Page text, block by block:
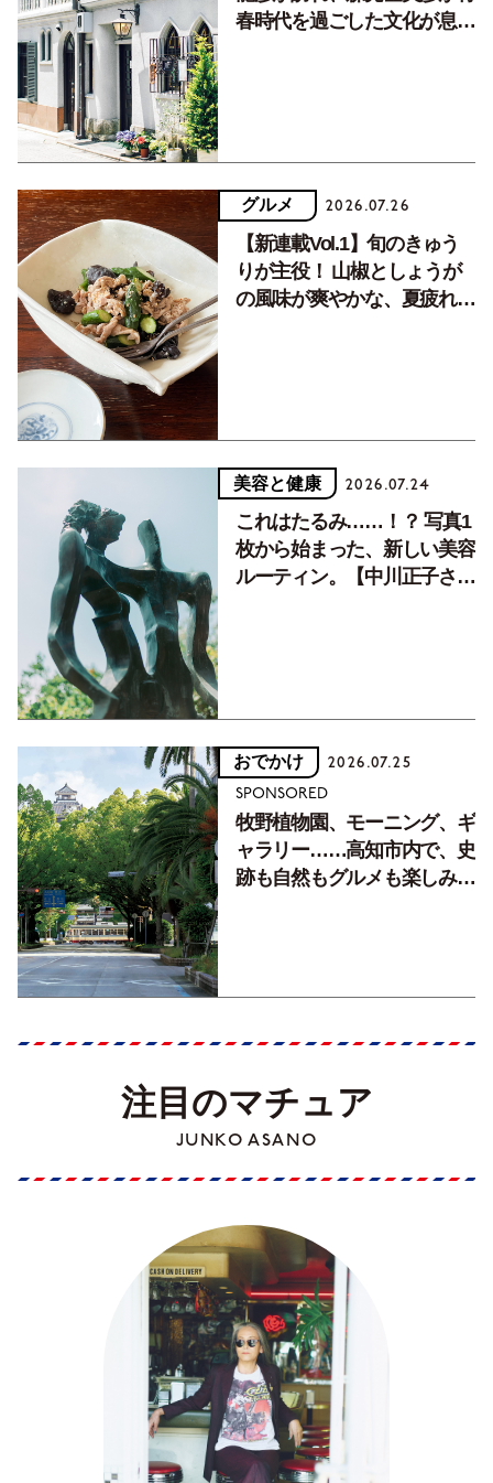
春時代を過ごした文化が息づ
グルメ 2026.07.26
【新連載Vol.1】旬のきゅう
りが主役！ 山椒としょうが
の風味が爽やかな、夏疲れを
美容と健康 2026.07.24
これはたるみ……！？ 写真1
枚から始まった、新しい美容
ルーティン。【中川正子さん
おでかけ 2026.07.25
SPONSORED
牧野植物園、モーニング、ギ
ャラリー……高知市内で、史
跡も自然もグルメも楽しみ尽
注目のマチュア
JUNKO ASANO